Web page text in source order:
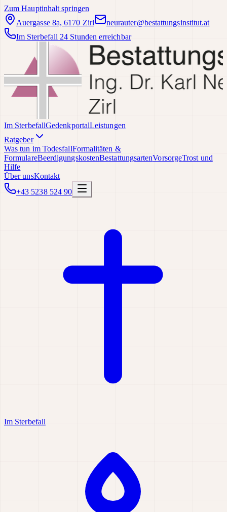
Zum Hauptinhalt springen
Auergasse 8a, 6170 Zirl
neurauter@bestattungsinstitut.at
Im Sterbefall 24 Stunden erreichbar
Im SterbefallGedenkportalLeistungen
Ratgeber
Was tun im TodesfallFormalitäten &
FormulareBeerdigungskostenBestattungsartenVorsorgeTrost und
Hilfe
Über unsKontakt
+43 5238 524 90
Im Sterbefall